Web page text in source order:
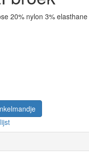
20% nylon 3% elasthane